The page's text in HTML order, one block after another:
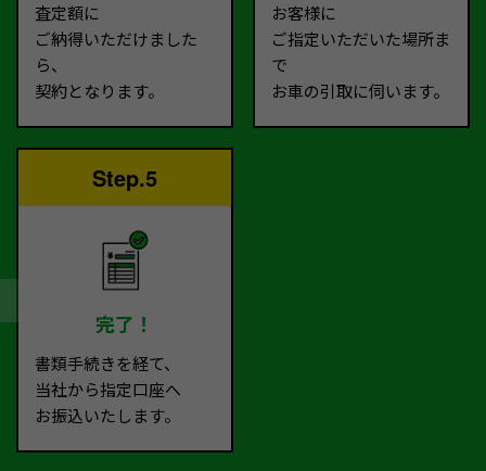
査定額に
ご納得いただけました
ら、
契約となります。
お客様に
ご指定いただいた場所ま
で
お車の引取に伺います。
Step.5
完了！
書類手続きを経て、
当社から指定口座へ
お振込いたします。